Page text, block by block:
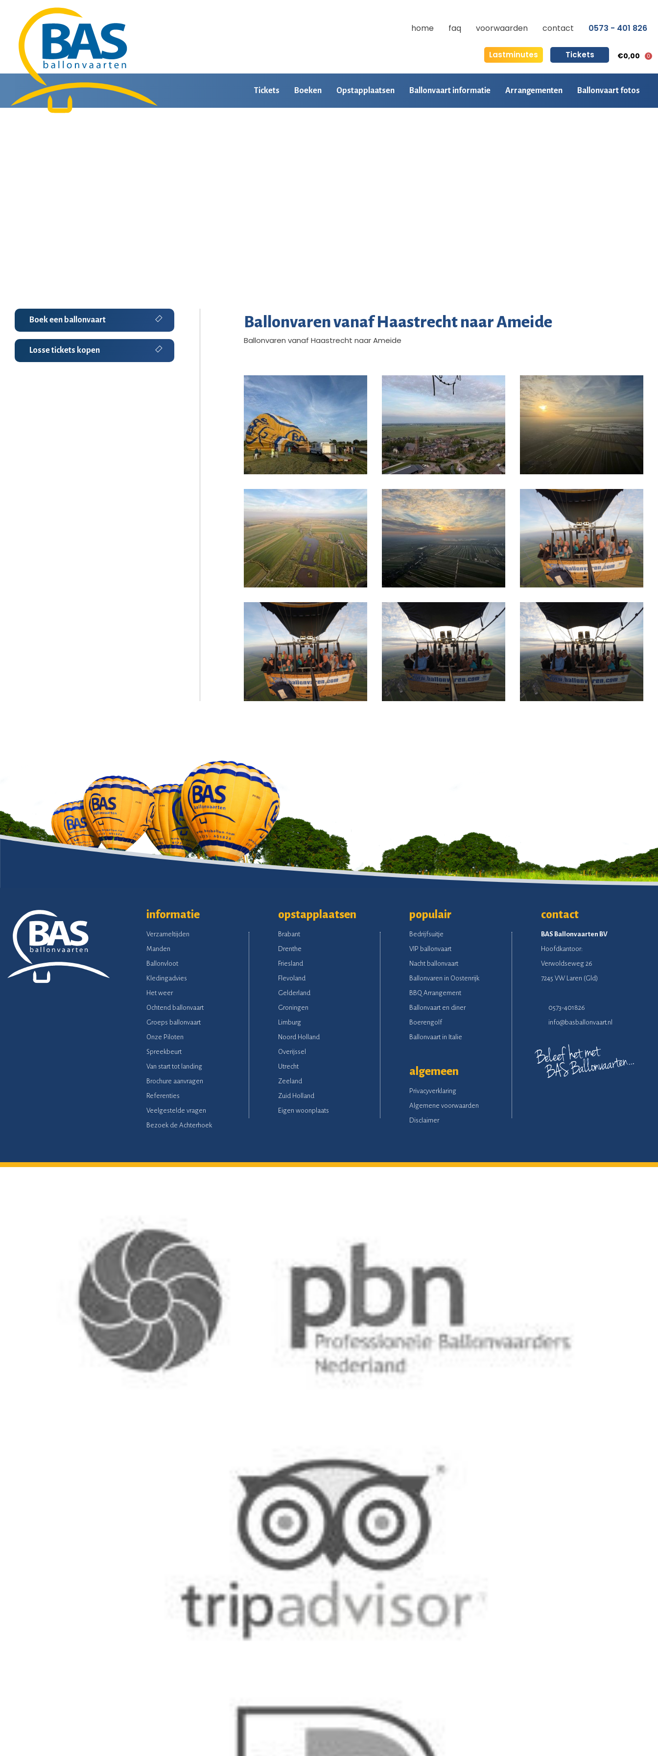
home faq voorwaarden contact 0573 - 401 826
Lastminutes Tickets €0,00 0
Tickets Boeken Opstapplaatsen Ballonvaart informatie Arrangementen Ballonvaart fotos
Boek een ballonvaart
Losse tickets kopen
Ballonvaren vanaf Haastrecht naar Ameide
Ballonvaren vanaf Haastrecht naar Ameide
informatie
Verzameltijden
Manden
Ballonvloot
Kledingadvies
Het weer
Ochtend ballonvaart
Groeps ballonvaart
Onze Piloten
Spreekbeurt
Van start tot landing
Brochure aanvragen
Referenties
Veelgestelde vragen
Bezoek de Achterhoek
opstapplaatsen
Brabant
Drenthe
Friesland
Flevoland
Gelderland
Groningen
Limburg
Noord Holland
Overijssel
Utrecht
Zeeland
Zuid Holland
Eigen woonplaats
populair
Bedrijfsuitje
VIP ballonvaart
Nacht ballonvaart
Ballonvaren in Oostenrijk
BBQ Arrangement
Ballonvaart en diner
Boerengolf
Ballonvaart in Italie
algemeen
Privacyverklaring
Algemene voorwaarden
Disclaimer
contact
BAS Ballonvaarten BV
Hoofdkantoor:
Verwoldseweg 26
7245 VW Laren (Gld)
0573-401826
info@basballonvaart.nl